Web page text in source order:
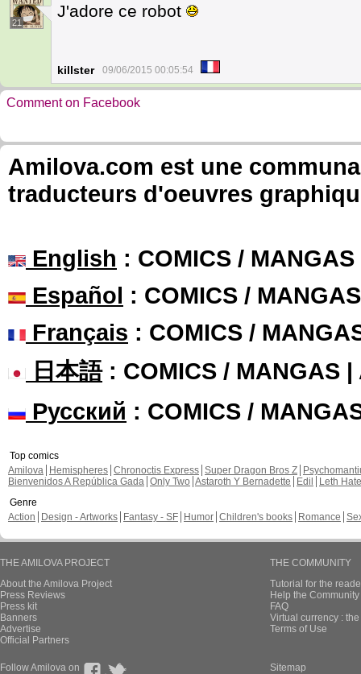
21
J'adore ce robot
killster 09/06/2015 00:05:54
Comment on Facebook
Amilova.com est une
traducteurs d'oeuvres
English : COMICS /
Español : COMICS /
Français : COMICS /
日本語: COMICS / MANGAS |
Русский : COMICS /
Top comics
Amilova
Hemispheres Chronoctis Express Super Dragon Bros Z
Bienvenidos A República Gada Only Two Astaroth Y Bernadette Edil
Leth Hate
Genre
Action
Design - Artworks Fantasy - SF Humor Children's books Romance
THE AMILOVA PROJECT
About the Amilova Project
Press Reviews
Press kit
Banners
Advertise
Official Partners
THE COMMUNITY
Tutorial for the
Help the
FAQ
Virtual currency :
Terms of Use
Follow Amilova on Sitemap